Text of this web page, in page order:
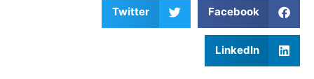
Facebook
Twitter
LinkedIn